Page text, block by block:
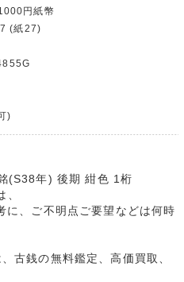
円紙幣
(紙27)
)
(S38年) 後期 紺色 1桁
に、ご不明点ご要望などは何時
古銭の無料鑑定、高価買取、